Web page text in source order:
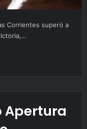
Corrientes superó a
Apertura